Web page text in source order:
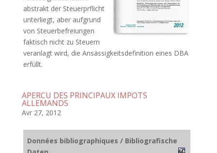
abstrakt der Steuerprflicht
unterliegt, aber aufgrund
von Steuerbefreiungen
faktisch nicht zu Steuern
veranlagt wird, die Ansässigkeitsdefinition eines DBA
erfüllt.
APERCU DES PRINCIPAUX IMPOTS
ALLEMANDS
Avr 27, 2012
Données bibliographiques / Bibliografische